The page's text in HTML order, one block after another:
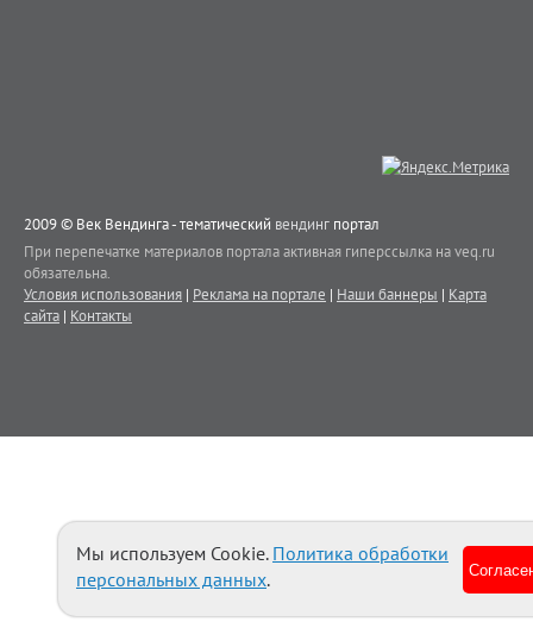
2009 © Век Вендинга - тематический вендинг портал
При перепечатке материалов портала активная гиперссылка на veq.ru
обязательна.
Условия использования | Реклама на портале | Наши баннеры | Карта
сайта | Контакты
Мы используем Cookie. Политика обработки
персональных данных.